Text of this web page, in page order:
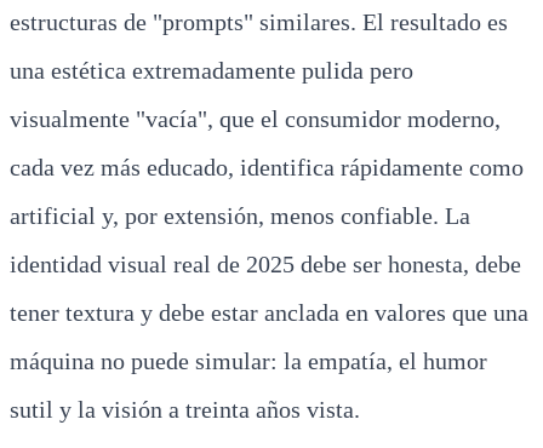
estructuras de "prompts" similares. El resultado es
una estética extremadamente pulida pero
visualmente "vacía", que el consumidor moderno,
cada vez más educado, identifica rápidamente como
artificial y, por extensión, menos confiable. La
identidad visual real de 2025 debe ser honesta, debe
tener textura y debe estar anclada en valores que una
máquina no puede simular: la empatía, el humor
sutil y la visión a treinta años vista.